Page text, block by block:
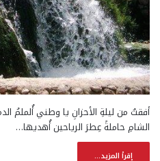
أفقتُ من ليلةِ الأحزانِ يا وطني أُلملمُ
الشامِ حاملةً عِطرَ الرياحين أُهديها…
إقرأ المزيد...